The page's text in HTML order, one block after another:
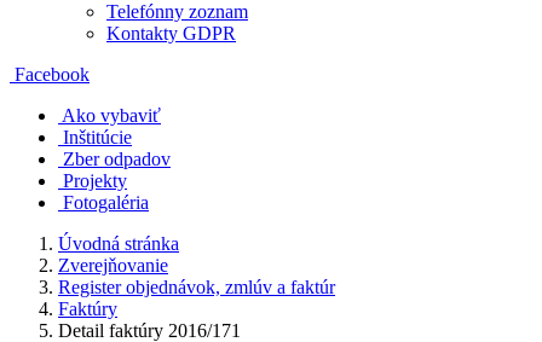
Telefónny zoznam
Kontakty GDPR
Facebook
Ako vybaviť
Inštitúcie
Zber odpadov
Projekty
Fotogaléria
Úvodná stránka
Zverejňovanie
Register objednávok, zmlúv a faktúr
Faktúry
Detail faktúry 2016/171